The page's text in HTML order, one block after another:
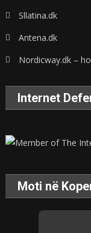
Sllatina.dk
Antena.dk
Nordicway.dk –
Internet
Moti në